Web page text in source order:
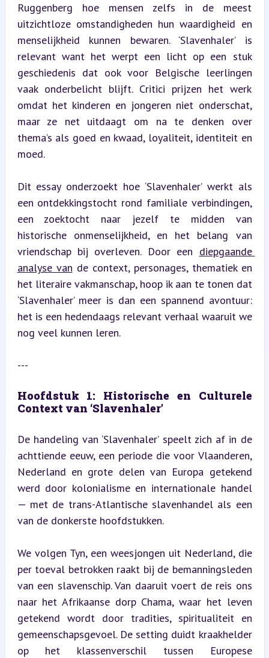
Ruggenberg hoe mensen zelfs in de meest
uitzichtloze omstandigheden hun waardigheid en
menselijkheid kunnen bewaren. ‘Slavenhaler’ is
relevant want het werpt een licht op een stuk
geschiedenis dat ook voor Belgische leerlingen
vaak onderbelicht blijft. Critici prijzen het werk
omdat het kinderen en jongeren niet onderschat,
maar ze net uitdaagt om na te denken over
thema’s als goed en kwaad, loyaliteit, identiteit en
moed.
Dit essay onderzoekt hoe ‘Slavenhaler’ werkt als
een ontdekkingstocht rond familiale verbindingen,
een zoektocht naar jezelf te midden van
historische onmenselijkheid, en het belang van
vriendschap bij overleven. Door een diepgaande
analyse van de context, personages, thematiek en
het literaire vakmanschap, hoop ik aan te tonen dat
‘Slavenhaler’ meer is dan een spannend avontuur:
het is een hedendaags relevant verhaal waaruit we
nog veel kunnen leren.
---
Hoofdstuk 1: Historische en Culturele
Context van ‘Slavenhaler’
De handeling van ‘Slavenhaler’ speelt zich af in de
achttiende eeuw, een periode die voor Vlaanderen,
Nederland en grote delen van Europa getekend
werd door kolonialisme en internationale handel
— met de trans-Atlantische slavenhandel als een
van de donkerste hoofdstukken.
We volgen Tyn, een weesjongen uit Nederland, die
per toeval betrokken raakt bij de bemanningsleden
van een slavenschip. Van daaruit voert de reis ons
naar het Afrikaanse dorp Chama, waar het leven
getekend wordt door tradities, spiritualiteit en
gemeenschapsgevoel. De setting duidt kraakhelder
op het klassenverschil tussen Europese